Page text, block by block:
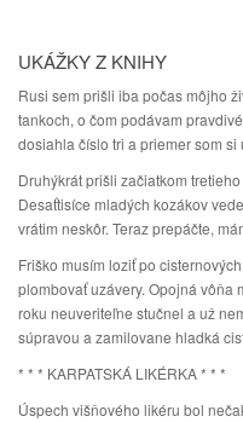
UKÁŽKY Z KNIHY
Rusi sem prišli iba počas môjho
tankoch, o čom podávam
dosiahla číslo tri a priemer som
Druhýkrát prišli začiatkom
Desaťtisíce mladých kozákov
vrátim neskôr. Teraz prepáčte,
Friško musím loziť po
plombovať uzávery. Opojná vôňa
roku neuveriteľne stučnel a už
súpravou a zamilovane hladká
* * * KARPATSKÁ LIKÉRKA * * *
Úspech višňového likéru bol